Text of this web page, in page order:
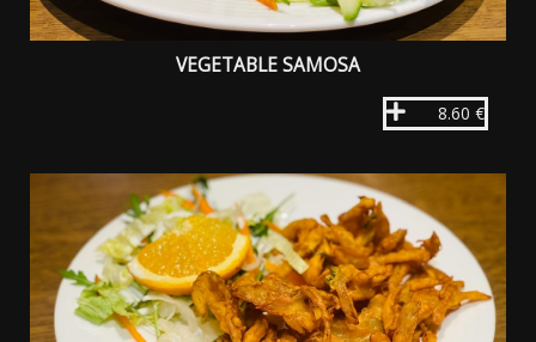
VEGETABLE SAMOSA
8.60 €